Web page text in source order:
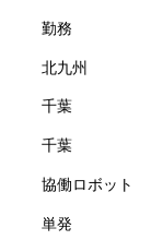
勤務
北九州
千葉
千葉
協働ロボット
単発